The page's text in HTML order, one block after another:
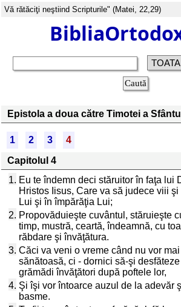
Vă rătăciţi neştiind Scripturile" (Matei, 22,29)
Epistola a doua către Timotei a
1 2 3
4
Capitolul 4
1. Eu te îndemn deci stăruitor în faţa lui
Hristos Iisus, Care va să judece viii
Lui şi în împărăţia Lui;
2. Propovăduieşte cuvântul, stăruieşte
timp, mustră, ceartă, îndeamnă, cu
răbdare şi învăţătura.
3. Căci va veni o vreme când nu vor
sănătoasă, ci - dornici să-şi
grămădi învăţători după poftele lor,
4. Şi îşi vor întoarce auzul de la adevăr
basme.